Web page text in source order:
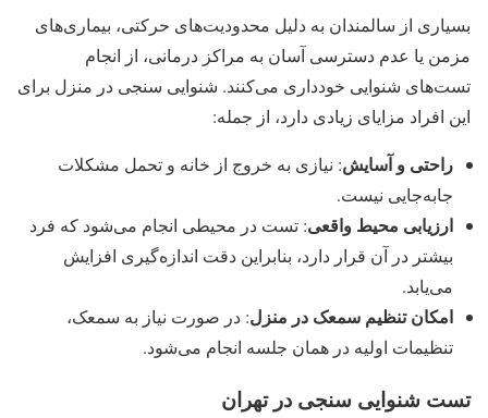
بسیاری از سالمندان به دلیل محدودیت‌های حرکتی، بیماری‌های
مزمن یا عدم دسترسی آسان به مراکز درمانی، از انجام
تست‌های شنوایی خودداری می‌کنند. شنوایی سنجی در منزل برای
این افراد مزایای زیادی دارد، از جمله:
راحتی و آسایش: نیازی به خروج از خانه و تحمل مشکلات
جابه‌جایی نیست.
ارزیابی محیط واقعی: تست در محیطی انجام می‌شود که فرد
بیشتر در آن قرار دارد، بنابراین دقت اندازه‌گیری افزایش
می‌یابد.
امکان تنظیم سمعک در منزل: در صورت نیاز به سمعک،
تنظیمات اولیه در همان جلسه انجام می‌شود.
تست شنوایی سنجی در تهران